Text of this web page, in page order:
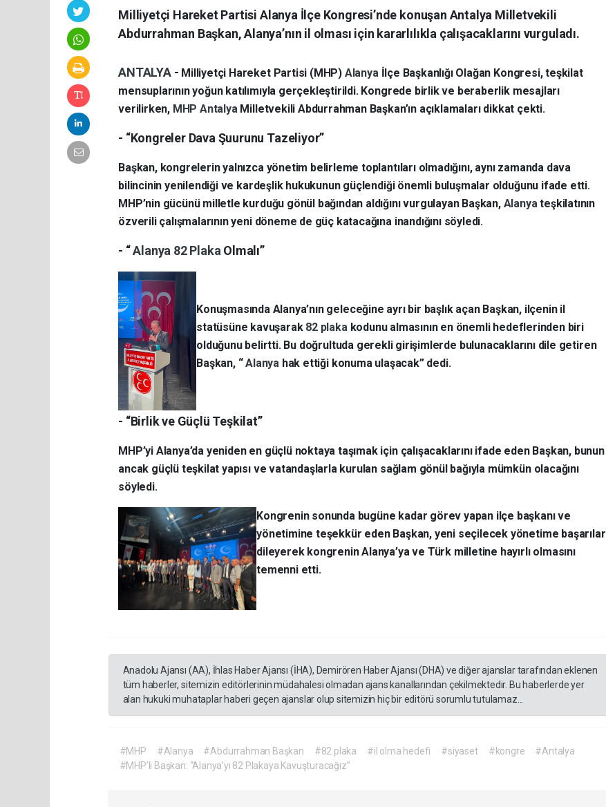
Milliyetçi Hareket Partisi Alanya İlçe Kongresi’nde konuşan Antalya Milletvekili
Abdurrahman Başkan, Alanya’nın il olması için kararlılıkla çalışacaklarını vurguladı.
ANTALYA - Milliyetçi Hareket Partisi (MHP) Alanya İlçe Başkanlığı Olağan Kongresi, teşkilat
mensuplarının yoğun katılımıyla gerçekleştirildi. Kongrede birlik ve beraberlik mesajları
verilirken, MHPAntalya Milletvekili Abdurrahman Başkan’ın açıklamaları dikkat çekti.
- “Kongreler Dava Şuurunu Tazeliyor”
Başkan, kongrelerin yalnızca yönetim belirleme toplantıları olmadığını, aynı zamanda dava
bilincinin yenilendiği ve kardeşlik hukukunun güçlendiği önemli buluşmalar olduğunu ifade etti.
MHP’nin gücünü milletle kurduğu gönül bağından aldığını vurgulayan Başkan, Alanyateşkilatının
özverili çalışmalarının yeni döneme de güç katacağına inandığını söyledi.
- “Alanya 82 Plaka Olmalı”
Konuşmasında Alanya’nın geleceğine ayrı bir başlık açan Başkan, ilçenin il
statüsüne kavuşarak 82 plaka kodunu almasının en önemli hedeflerinden biri
olduğunu belirtti. Bu doğrultuda gerekli girişimlerde bulunacaklarını dile getiren
Başkan, “Alanya hak ettiği konuma ulaşacak” dedi.
- “Birlik ve Güçlü Teşkilat”
MHP’yi Alanya’da yeniden en güçlü noktaya taşımak için çalışacaklarını ifade eden Başkan, bunun
ancak güçlü teşkilat yapısı ve vatandaşlarla kurulan sağlam gönül bağıyla mümkün olacağını
söyledi.
Kongrenin sonunda bugüne kadar görev yapan ilçe başkanı ve
yönetimine teşekkür eden Başkan, yeni seçilecek yönetime başarılar
dileyerek kongrenin Alanya’ya ve Türk milletine hayırlı olmasını
temenni etti.
Anadolu Ajansı (AA), İhlas Haber Ajansı (İHA), Demirören Haber Ajansı (DHA) ve diğer ajanslar tarafından eklenen
tüm haberler, sitemizin editörlerinin müdahalesi olmadan ajans kanallarından çekilmektedir. Bu haberlerde yer
alan hukuki muhataplar haberi geçen ajanslar olup sitemizin hiç bir editörü sorumlu tutulamaz...
#MHP #Alanya #Abdurrahman Başkan #82 plaka #il olma hedefi #siyaset #kongre
#Antalya
#MHP’li Başkan: “Alanya’yı 82 Plakaya Kavuşturacağız”